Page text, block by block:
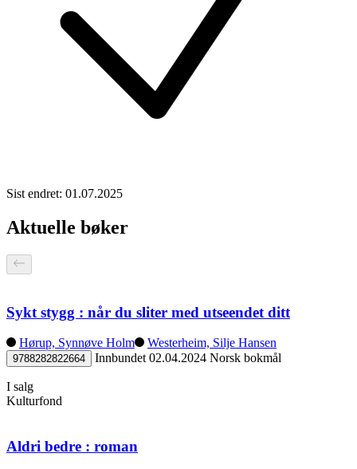
Sist endret: 01.07.2025
Aktuelle bøker
Sykt stygg : når du sliter med utseendet ditt
Hørup, Synnøve Holm Westerheim, Silje Hansen
9788282822664 Innbundet 02.04.2024 Norsk bokmål
I salg
Kulturfond
Aldri bedre : roman